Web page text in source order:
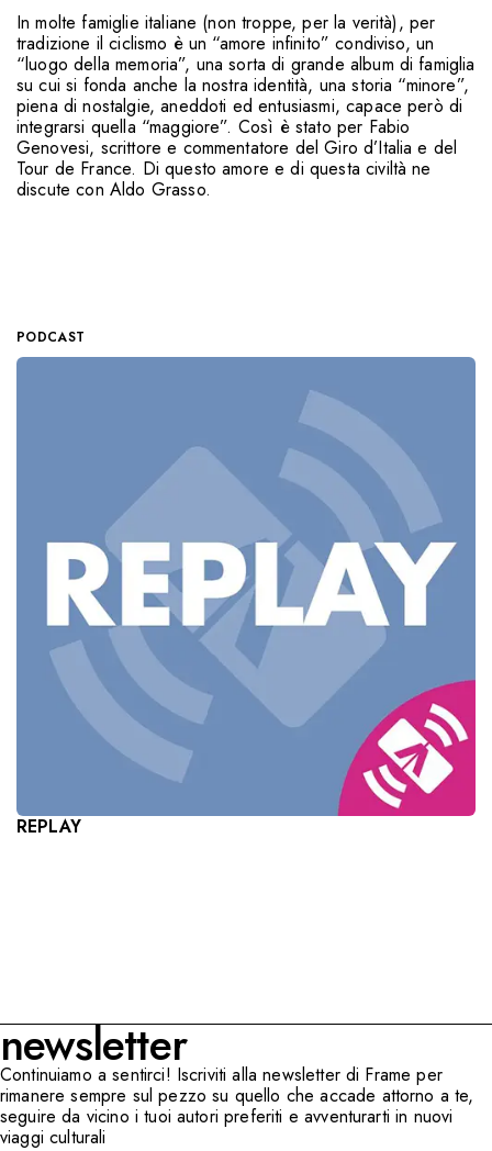
In molte famiglie italiane (non troppe, per la verità), per
tradizione il ciclismo è un “amore infinito” condiviso, un
“luogo della memoria”, una sorta di grande album di famiglia
su cui si fonda anche la nostra identità, una storia “minore”,
piena di nostalgie, aneddoti ed entusiasmi, capace però di
integrarsi quella “maggiore”. Così è stato per Fabio
Genovesi, scrittore e commentatore del Giro d’Italia e del
Tour de France. Di questo amore e di questa civiltà ne
discute con Aldo Grasso.
PODCAST
REPLAY
newsletter
Continuiamo a sentirci! Iscriviti alla newsletter di Frame per
rimanere sempre sul pezzo su quello che accade attorno a te,
seguire da vicino i tuoi autori preferiti e avventurarti in nuovi
viaggi culturali